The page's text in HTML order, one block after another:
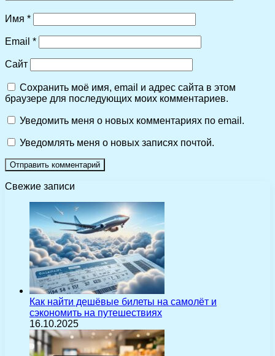
Имя *
Email *
Сайт
Сохранить моё имя, email и адрес сайта в этом
браузере для последующих моих комментариев.
Уведомить меня о новых комментариях по email.
Уведомлять меня о новых записях почтой.
Свежие записи
Как найти дешёвые билеты на самолёт и
сэкономить на путешествиях
16.10.2025